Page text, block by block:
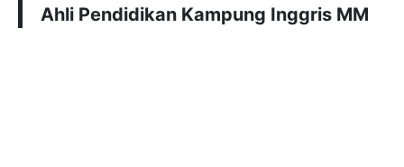
Ahli Pendidikan Kampung Inggris MM